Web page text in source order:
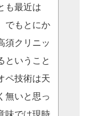
も最近は
でもとにか
須クリニッ
ということ
ペ技術は天
無いと思っ